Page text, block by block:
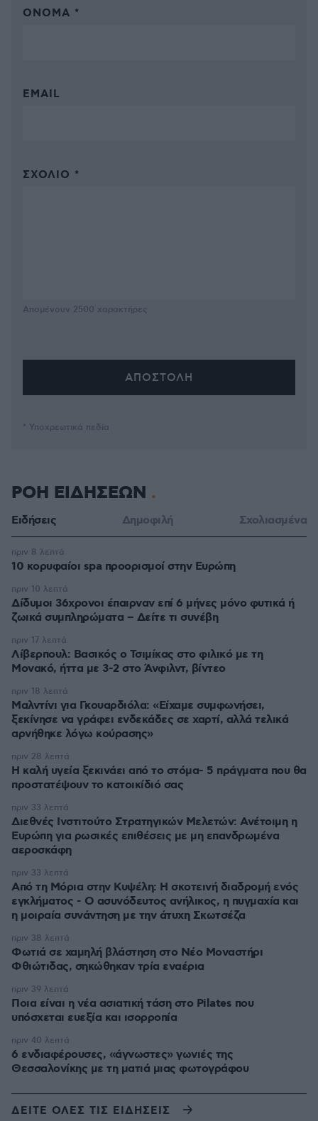
ΌΝΟΜΑ *
EMAIL
ΣΧΌΛΙΟ *
Απομένουν 2500 χαρακτήρες
* Υποχρεωτικά πεδία
ΡΟΗ ΕΙΔΗΣΕΩΝ
Ειδήσεις Δημοφιλή Σχολιασμένα
10 κορυφαίοι spa προορισμοί στην Ευρώπη
πριν 8 λεπτά
Δίδυμοι 36χρονοι έπαιρναν επί 6 μήνες μόνο φυτικά ή
ζωικά συμπληρώματα – Δείτε τι συνέβη
πριν 10 λεπτά
Λίβερπουλ: Βασικός ο Τσιμίκας στο φιλικό με τη
Μονακό, ήττα με 3-2 στο Άνφιλντ, βίντεο
πριν 17 λεπτά
Μαλντίνι για Γκουαρδιόλα: «Είχαμε συμφωνήσει,
ξεκίνησε να γράφει ενδεκάδες σε χαρτί, αλλά τελικά
αρνήθηκε λόγω κούρασης»
πριν 18 λεπτά
Η καλή υγεία ξεκινάει από το στόμα- 5 πράγματα που θα
προστατέψουν το κατοικίδιό σας
πριν 28 λεπτά
Διεθνές Ινστιτούτο Στρατηγικών Μελετών: Ανέτοιμη η
Ευρώπη για ρωσικές επιθέσεις με μη επανδρωμένα
αεροσκάφη
πριν 33 λεπτά
Από τη Μόρια στην Κυψέλη: Η σκοτεινή διαδρομή ενός
εγκλήματος - Ο ασυνόδευτος ανήλικος, η πυγμαχία και
η μοιραία συνάντηση με την άτυχη Σκωτσέζα
πριν 33 λεπτά
Φωτιά σε χαμηλή βλάστηση στο Νέο Μοναστήρι
Φθιώτιδας, σηκώθηκαν τρία εναέρια
πριν 38 λεπτά
Ποια είναι η νέα ασιατική τάση στο Pilates που
υπόσχεται ευεξία και ισορροπία
πριν 39 λεπτά
6 ενδιαφέρουσες, «άγνωστες» γωνιές της
Θεσσαλονίκης με τη ματιά μιας φωτογράφου
πριν 40 λεπτά
ΔΕΙΤΕ ΟΛΕΣ ΤΙΣ ΕΙΔΗΣΕΙΣ